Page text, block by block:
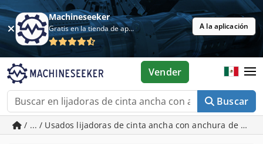
Machineseeker
Gratis en la tienda de aplicaciones A la aplicación
Buscar
Vender
/ ... / Usados lijadoras de cinta ancha con anchura de